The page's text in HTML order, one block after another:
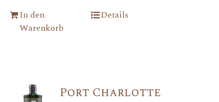
In den
Warenkorb
Details
Port Charlotte